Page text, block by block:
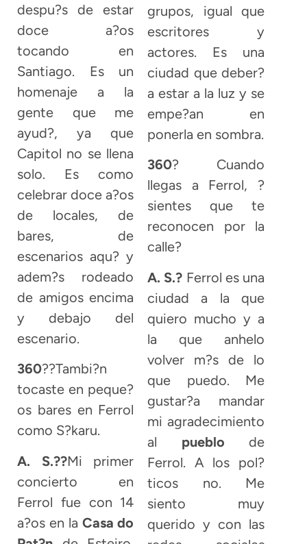
despu?s de estar
doce a?os
tocando en
Santiago. Es un
homenaje a la
gente que me
ayud?, ya que
Capitol no se llena
solo. Es como
celebrar doce a?os
de locales, de
bares, de
escenarios aqu? y
adem?s rodeado
de amigos encima
y debajo del
escenario.
360??Tambi?n
tocaste en peque?
os bares en Ferrol
como S?karu.
A. S.??Mi primer
concierto en
Ferrol fue con 14
a?os en la Casa do
grupos, igual que
escritores y
actores. Es una
ciudad que deber?
a estar a la luz y se
empe?an en
ponerla en sombra.
360? Cuando
llegas a Ferrol, ?
sientes que te
reconocen por la
calle?
A. S.? Ferrol es una
ciudad a la que
quiero mucho y a
la que anhelo
volver m?s de lo
que puedo. Me
gustar?a mandar
mi agradecimiento
al pueblo de
Ferrol. A los pol?
ticos no. Me
siento muy
querido y con las